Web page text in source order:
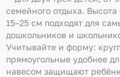
семейного отдыха.
15–25 см подходят для
дошкольников и
Учитывайте и форму:
прямоугольные удобнее
навесом защищают